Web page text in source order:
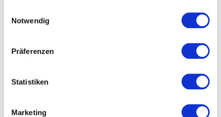
Cookies, wenn Sie unsere Webseite weiterhin nutzen.
Notwendig
Präferenzen
Statistiken
Marketing